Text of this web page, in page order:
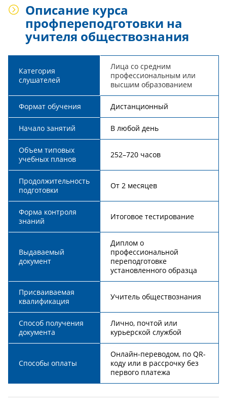
Описание курса
профпереподготовки на
учителя обществознания
Категория
слушателей
Лица со средним
профессиональным или
высшим образованием
Формат обучения Дистанционный
Начало занятий В любой день
Объем типовых
учебных планов
252–720 часов
Продолжительность
подготовки
От 2 месяцев
Форма контроля
знаний
Итоговое тестирование
Выдаваемый
документ
Диплом о
профессиональной
переподготовке
установленного образца
Присваиваемая
квалификация
Учитель обществознания
Способ получения
документа
Лично, почтой или
курьерской службой
Способы оплаты
Онлайн-переводом, по QR-
коду или в рассрочку без
первого платежа